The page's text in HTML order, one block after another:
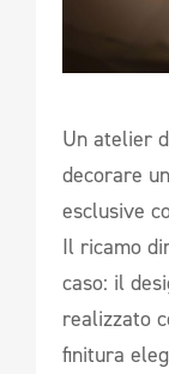
Un atelier
decorare
esclusive
Il ricamo
caso: il
realizzato
finitura